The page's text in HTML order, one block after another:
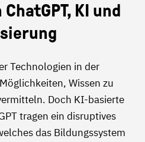
KI und
Technologien in der
Wissen zu
Doch KI-basierte
tragen ein disruptives
das Bildungssystem